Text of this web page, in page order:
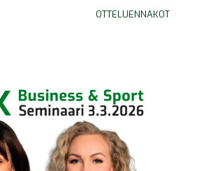
OTTELUENNAKOT